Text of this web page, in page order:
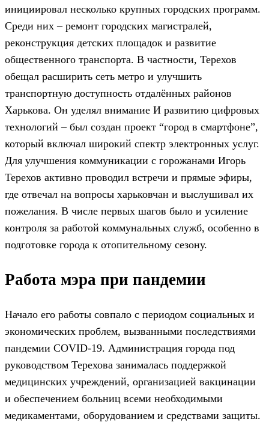
инициировал несколько крупных городских программ.
Среди них – ремонт городских магистралей,
реконструкция детских площадок и развитие
общественного транспорта. В частности, Терехов
обещал расширить сеть метро и улучшить
транспортную доступность отдалённых районов
Харькова. Он уделял внимание И развитию цифровых
технологий – был создан проект “город в смартфоне”,
который включал широкий спектр электронных услуг.
Для улучшения коммуникации с горожанами Игорь
Терехов активно проводил встречи и прямые эфиры,
где отвечал на вопросы харьковчан и выслушивал их
пожелания. В числе первых шагов было и усиление
контроля за работой коммунальных служб, особенно в
подготовке города к отопительному сезону.
Работа мэра при пандемии
Начало его работы совпало с периодом социальных и
экономических проблем, вызванными последствиями
пандемии COVID-19. Администрация города под
руководством Терехова занималась поддержкой
медицинских учреждений, организацией вакцинации
и обеспечением больниц всеми необходимыми
медикаментами, оборудованием и средствами защиты.